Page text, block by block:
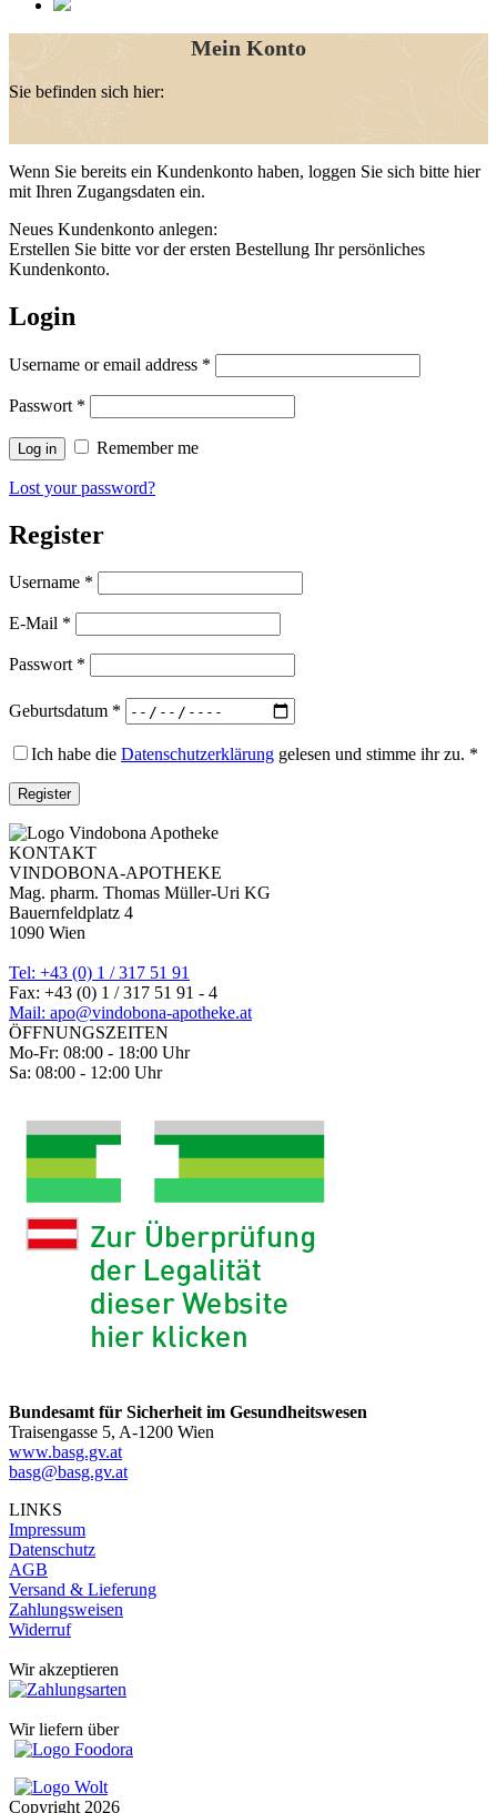
Mein Konto
Sie befinden sich hier:
Wenn Sie bereits ein Kundenkonto haben, loggen Sie sich bitte hier
mit Ihren Zugangsdaten ein.
Neues Kundenkonto anlegen:
Erstellen Sie bitte vor der ersten Bestellung Ihr persönliches
Kundenkonto.
Login
Username or email address *
Passwort *
Log in Remember me
Lost your password?
Register
Username *
E-Mail *
Passwort *
Geburtsdatum *
Ich habe die Datenschutzerklärung gelesen und stimme ihr zu. *
Register
KONTAKT
VINDOBONA-APOTHEKE
Mag. pharm. Thomas Müller-Uri KG
Bauernfeldplatz 4
1090 Wien
Tel: +43 (0) 1 / 317 51 91
Fax: +43 (0) 1 / 317 51 91 - 4
Mail: apo@vindobona-apotheke.at
ÖFFNUNGSZEITEN
Mo-Fr: 08:00 - 18:00 Uhr
Sa: 08:00 - 12:00 Uhr
Bundesamt für Sicherheit im Gesundheitswesen
Traisengasse 5, A-1200 Wien
www.basg.gv.at
basg@basg.gv.at
LINKS
Impressum
Datenschutz
AGB
Versand & Lieferung
Zahlungsweisen
Widerruf
Wir akzeptieren
Wir liefern über
Copyright 2026